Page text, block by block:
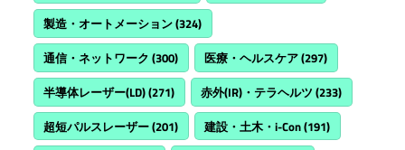
製造・オートメーション(324)
通信・ネットワーク (300) 医療・ヘルスケア(297)
半導体レーザー(LD)(271) 赤外(IR)・テラヘルツ (233)
超短パルスレーザー(201) 建設・土木・i-Con(191)